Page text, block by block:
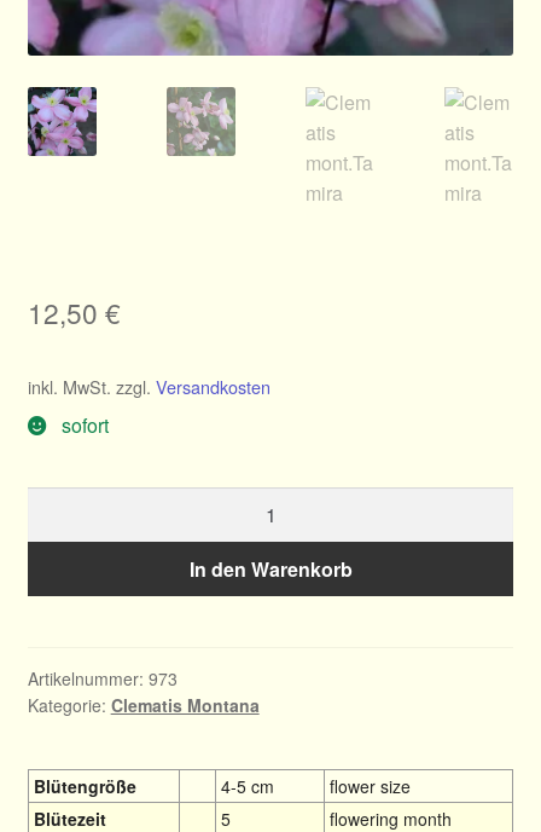
12,50 €
inkl. MwSt. zzgl. Versandkosten
sofort
Menge
In den Warenkorb
Artikelnummer: 973
Kategorie: Clematis Montana
Blütengröße 4-5 cm
flower size
Blütezeit
5
flowering month